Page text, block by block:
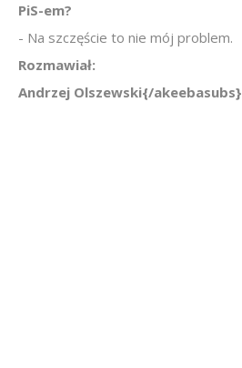
PiS-em?
- Na szczęście to nie mój problem.
Rozmawiał:
Andrzej Olszewski{/akeebasubs}